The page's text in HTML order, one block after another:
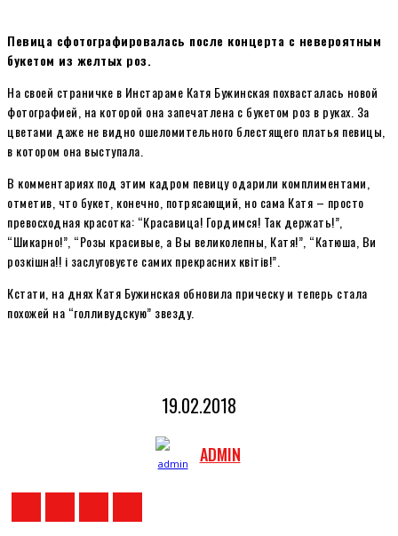
Певица сфотографировалась после концерта с невероятным
букетом из желтых роз.
На своей страничке в Инстараме Катя Бужинская похвасталась новой
фотографией, на которой она запечатлена с букетом роз в руках. За
цветами даже не видно ошеломительного блестящего платья певицы,
в котором она выступала.
В комментариях под этим кадром певицу одарили комплиментами,
отметив, что букет, конечно, потрясающий, но сама Катя – просто
превосходная красотка: “Красавица! Гордимся! Так держать!”,
“Шикарно!”, “Розы красивые, а Вы великолепны, Катя!”, “Катюша, Ви
розкішна!! і заслуговуєте самих прекрасних квітів!”.
Кстати, на днях Катя Бужинская обновила прическу и теперь стала
похожей на “голливудскую” звезду.
19.02.2018
ADMIN